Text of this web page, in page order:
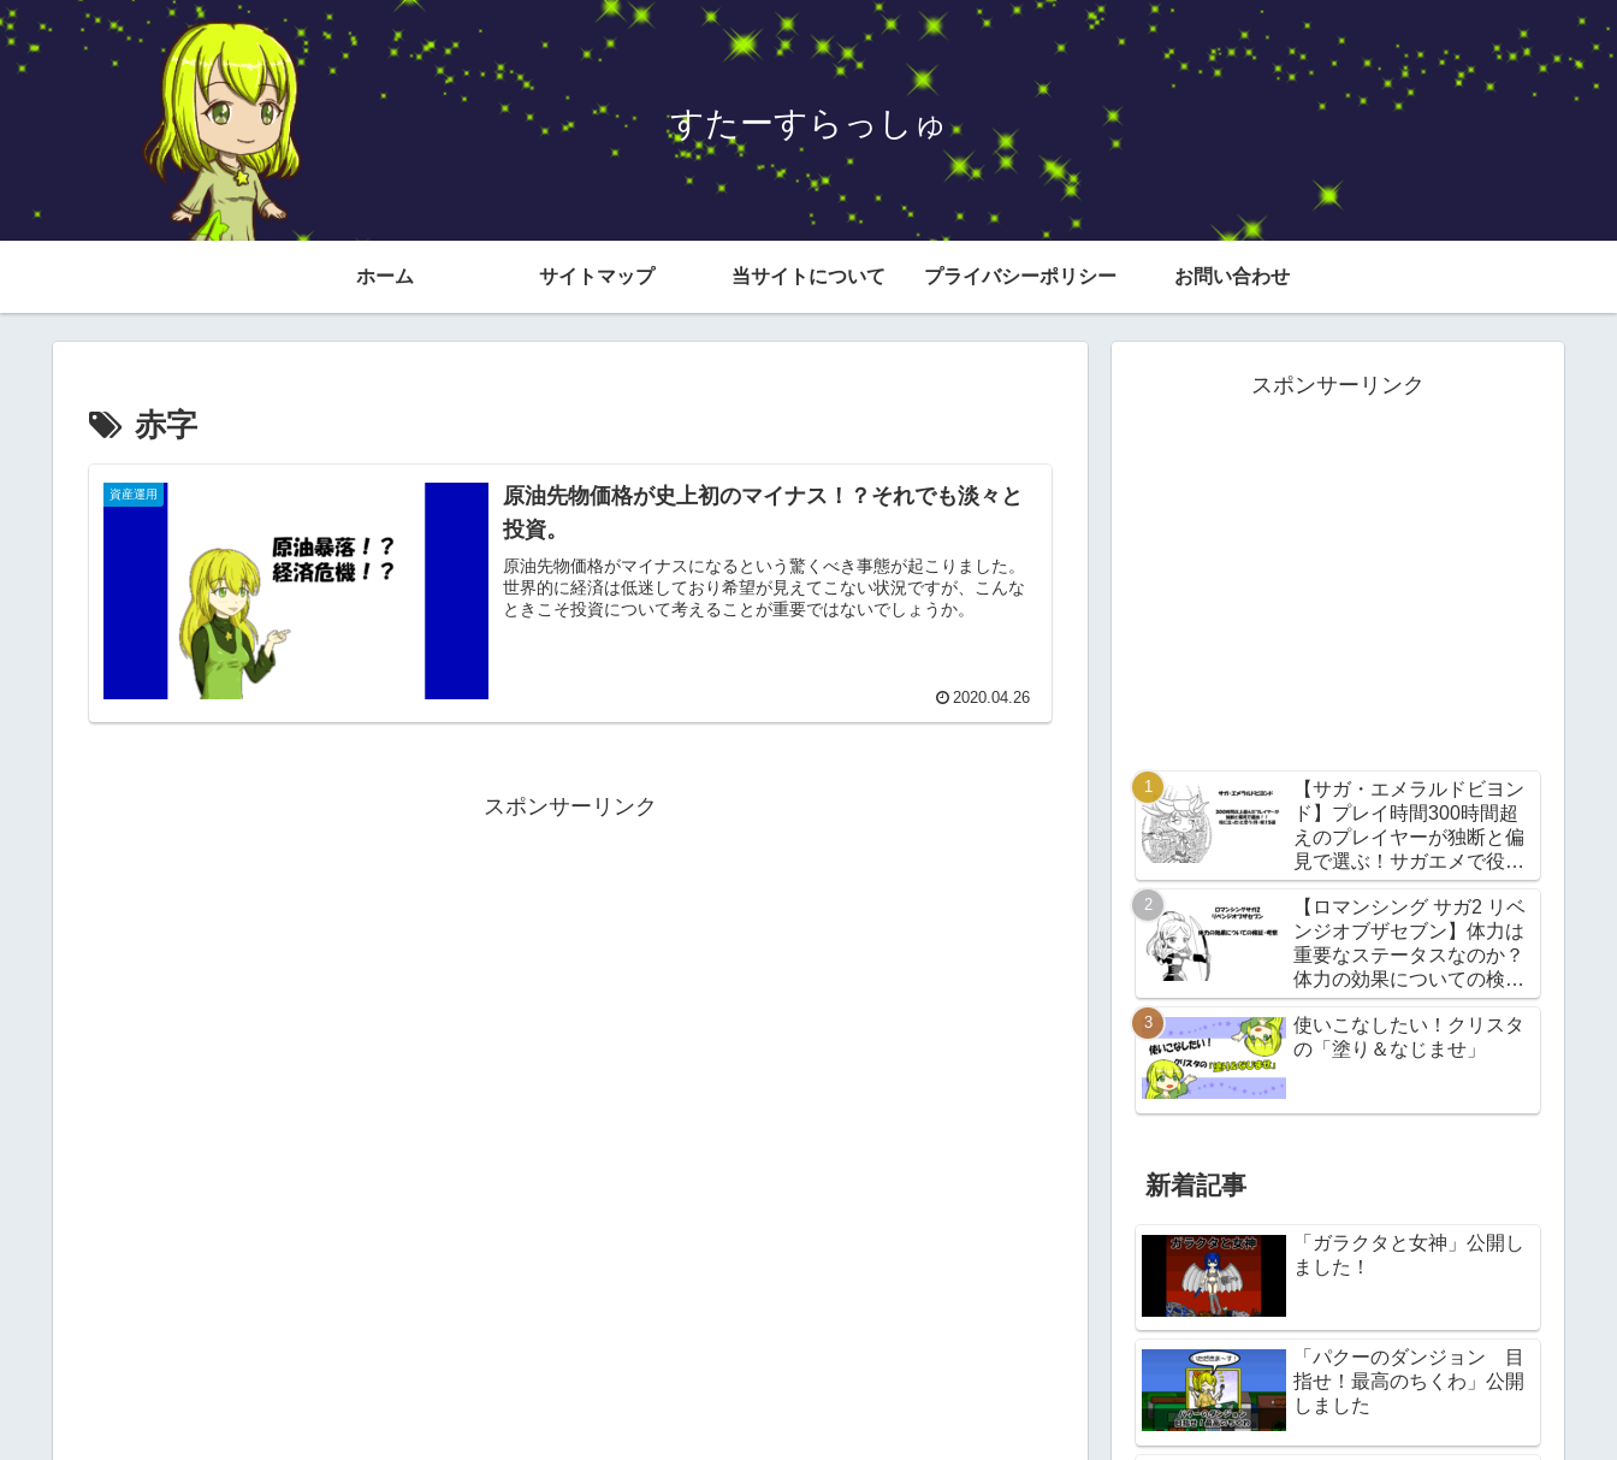
すたーすらっしゅ
ホーム サイトマップ 当サイトについて プライバシーポリシー お問い合わせ
赤字
資産運用
原油先物価格が史上初のマイナス！？それでも淡々と
投資。
原油先物価格がマイナスになるという驚くべき事態が起こりました。
世界的に経済は低迷しており希望が見えてこない状況ですが、こんな
ときこそ投資について考えることが重要ではないでしょうか。
2020.04.26
スポンサーリンク
スポンサーリンク
【サガ・エメラルドビヨン
ド】プレイ時間300時間超
えのプレイヤーが独断と偏
見で選ぶ！サガエメで役立
つ(と思う)技・術15選！
【ロマンシング サガ2 リベ
ンジオブザセブン】体力は
重要なステータスなのか？
体力の効果についての検
証・考察【Ver1.0.2】
使いこなしたい！クリスタ
の「塗り＆なじませ」
新着記事
「ガラクタと女神」公開し
ました！
「パクーのダンジョン 目
指せ！最高のちくわ」公開
しました